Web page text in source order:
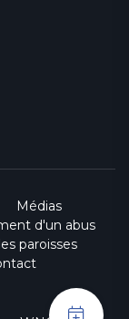
Médias
d'un abus
paroisses